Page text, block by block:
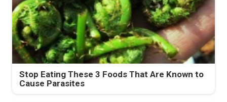
Stop Eating These 3 Foods That Are Known to
Cause Parasites